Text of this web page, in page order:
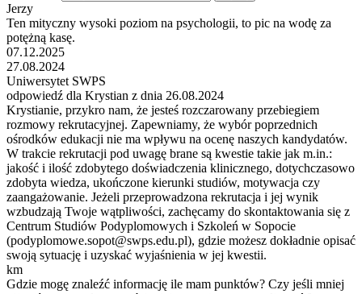
Jerzy
Ten mityczny wysoki poziom na psychologii, to pic na wodę za
potężną kasę.
07.12.2025
27.08.2024
Uniwersytet SWPS
odpowiedź dla Krystian z dnia 26.08.2024
Krystianie, przykro nam, że jesteś rozczarowany przebiegiem
rozmowy rekrutacyjnej. Zapewniamy, że wybór poprzednich
ośrodków edukacji nie ma wpływu na ocenę naszych kandydatów.
W trakcie rekrutacji pod uwagę brane są kwestie takie jak m.in.:
jakość i ilość zdobytego doświadczenia klinicznego, dotychczasowo
zdobyta wiedza, ukończone kierunki studiów, motywacja czy
zaangażowanie. Jeżeli przeprowadzona rekrutacja i jej wynik
wzbudzają Twoje wątpliwości, zachęcamy do skontaktowania się z
Centrum Studiów Podyplomowych i Szkoleń w Sopocie
(podyplomowe.sopot@swps.edu.pl), gdzie możesz dokładnie opisać
swoją sytuację i uzyskać wyjaśnienia w jej kwestii.
km
Gdzie mogę znaleźć informację ile mam punktów? Czy jeśli mniej